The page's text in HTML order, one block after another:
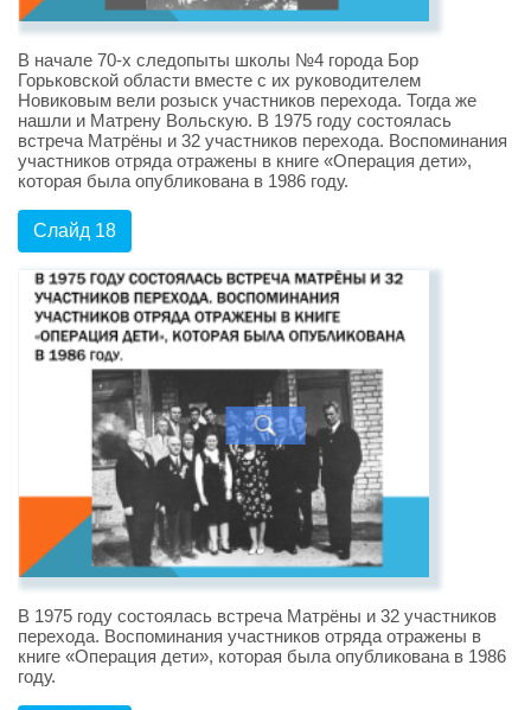
В начале 70-х следопыты школы №4 города Бор
Горьковской области вместе с их руководителем
Новиковым вели розыск участников перехода. Тогда же
нашли и Матрену Вольскую. В 1975 году состоялась
встреча Матрёны и 32 участников перехода. Воспоминания
участников отряда отражены в книге «Операция дети»,
которая была опубликована в 1986 году.
Слайд 18
В 1975 году состоялась встреча Матрёны и 32 участников
перехода. Воспоминания участников отряда отражены в
книге «Операция дети», которая была опубликована в 1986
году.